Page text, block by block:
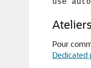
use
Pour
Dedicated